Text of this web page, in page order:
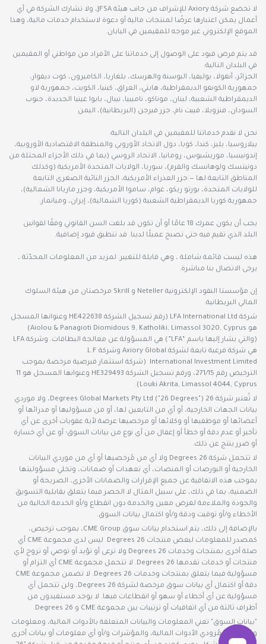
لا تخضع شركة Axiory للإشراف من جانب هيئة JFSA، ولا تشارك الشركة في أي
أعمال يمكن اعتبارها عرضًا لمنتجات مالية أو دعوة لاستخدام خدمات مالية، وهذا
الموقع الإلكتروني غير موجه للمقيمين في اليابان.
قد يتم فرض قيود على الوصول إلى خدماتنا على الأفراد من مواطني أو المقيمين
في البلدان التالية:
الجزائر، أنغولا، بوليفيا، البوسنة والهرسك، بلغاريا، الكاميرون، كوت ديفوار،
جمهورية الكونغو الديمقراطية، هايتي، العراق، كينيا، الكويت، جمهورية لاو
الديمقراطية الشعبية، لبنان، موناكو، ناميبيا، نيبال، بابوا غينيا الجديدة، جنوب
السودان، فنزويلا، فييت نام، جزر فيرجن (البريطانية)، اليمن
نحن لا نقدم خدماتنا للمقيمين في البلدان التالية:
بيلاروسيا، بليز، كندا، كوبا، دول الاتحاد الأوروبي والمنطقة الاقتصادية الأوروبية،
إندونيسيا، موريشيوس، رومانيا، الاتحاد الروسي (بما في ذلك الأجزاء المحتلة من
دونيتسك ولوهانسك والقرم)، سوريا، الولايات المتحدة الأمريكية (وكذلك
المناطق التابعة لها — جزر العذراء الأمريكية، الجزر النائية الصغرى التابعة
للولايات المتحدة، بورتو ريكو، غوام، ساموا الأمريكية، وجزر ماريانا الشمالية)،
جمهورية كوريا الديمقراطية الشعبية (كوريا الشمالية)، إيران، وميانمار.
يجب أن يكون عمرك 18 عامًا أو أن تكون قد بلغت السن القانوني وفقًا لقوانين
البلد الذي تقيم فيه حتى تصبح عميلًا لدينا. قد تنطبق قيود إضافية.
هذه ليست قائمة شاملة ، وهي قابلة للتغيير. لمزيد من المعلومات المحدّثة ،
يرجى الاتصال بنا مباشرة.
إن مؤسستا النقود الإلكترونية Neteller و Skrill مرخصتان من هيئة السلوك
المالي البريطانية.
شركة LFA International Ltd (رقم تسجيل الشركة HE422638 وعنوانها المسجل
هو Aiolou & Panagioti Diomidous 9, Katholiki, Limassol 3020, Cyprus)
(والتي يشار إليها باسم “LFA”) هي المسؤولة عن معالجة البطاقات. وشركة LFA
هي شركة فرعية تابعة لشركة Axiory Global وشركة L.F.
International Investment Limited (شركة استثمار قبرصية مرخصة بموجب
الترخيص رقم 271/15، ورقم تسجيل الشركة HE329493 وعنوانها المسجل هو 11
Louki Akrita, Limassol 4044, Cyprus).
لا تُعتبر شركة 26 Degrees Global Markets Pty Ltd ("26 Degrees")، ولا موردي
بيانات الجهات الخارجية، أو أي من التابعين لها، أو من مسؤوليها أو مدرائها أو
أعضائها أو موظفيها أو وكلائها أو مرخصيها عرضة لأية عقوبات أخرى عن أي
تأخير أو عدم دقة أو خطأ أو إغفال من أي نوع من بيانات السوق؛ أو عن أي خسارة
أو ضرر ينتج عن ذلك.
لا تتحمل شركة 26 Degrees ولا أي من مُرخصيها أو أي من موردي البيانات
الخارجية أو البورصات أو المنصات، أي تعهدات أو ضمانات، وتخلي مسؤوليتها
بموجب هذه الاتفاقية عن جميع الإقرارات والضمانات الأخرى، الصريحة أو
الضمنية، بما في ذلك، على سبيل المثال لا الحصر فيما يتعلق بقابلية التسويق
والجودة والملاءمة لغرض معين والخدمة دون انقطاع و/أو الخدمة الخالية من
الأخطاء و/أو توقيت ودقة و/أو اكتمال بيانات السوق.
بالإضافة إلى ذلك، يتم استخدام بيانات سوق CME Group، بموجب ترخيص،
كمصدر للمعلومات لبعض منتجات 26 Degrees. ليس لدى مجموعة CME أي
صلة أخرى بمنتجات وخدمات 26 Degrees ولا ترعى أو تؤيد أو توصي أو تروج لأي
منتجات أو خدمات تقدمها 26 Degrees. لا تتحمل مجموعة CME أي التزام أو
مسؤولية فيما يتعلق بمنتجات وخدمات 26 Degrees. لا تضمن مجموعة CME
دقة أو اكتمال أي بيانات سوق مرخصة لشركة 26 Degrees، ولن تتحمل أي
مسؤولية عن أي أخطاء أو سهو أو انقطاعات فيها. لا يوجد مستفيدون من
أطراف ثالثة من أي اتفاقيات أو ترتيبات بين مجموعة CME و 26 Degrees.
"بيانات السوق" تعني المعلومات والبيانات المتعلقة بالأدوات المالية، ومعلومات
وبيانات عن مُزودي الأدوات المالية، والمؤشرات و/أو أي معلومات أو بيانات أخرى